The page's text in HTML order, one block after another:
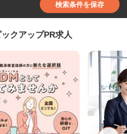
検索条件を保存
クアップPR求人